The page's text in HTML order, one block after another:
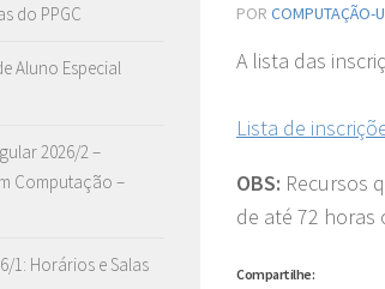
POR COMPUTAÇÃO-
A lista das
Lista de
OBS: Recursos
de até 72
Compartilhe:
do PPGC
Aluno Especial
2026/2 –
Computação –
1: Horários e Salas